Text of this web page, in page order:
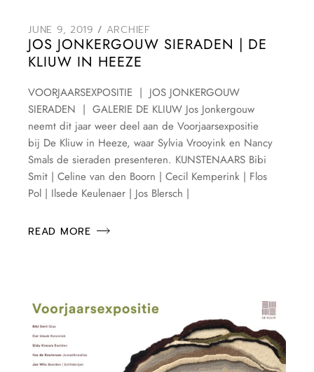
JUNE 9, 2019 ARCHIEF
JOS JONKERGOUW SIERADEN | DE
KLIUW IN HEEZE
VOORJAARSEXPOSITIE | JOS JONKERGOUW
SIERADEN | GALERIE DE KLIUW Jos Jonkergouw
neemt dit jaar weer deel aan de Voorjaarsexpositie
bij De Kliuw in Heeze, waar Sylvia Vrooyink en Nancy
Smals de sieraden presenteren. KUNSTENAARS Bibi
Smit | Celine van den Boorn | Cecil Kemperink | Flos
Pol | Ilsede Keulenaer | Jos Blersch |
READ MORE